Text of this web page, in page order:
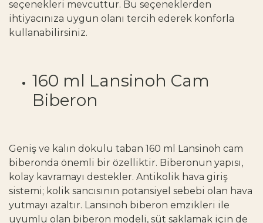
seçenekleri mevcuttur. Bu seçeneklerden
ihtiyacınıza uygun olanı tercih ederek konforla
kullanabilirsiniz.
160 ml Lansinoh Cam
Biberon
Geniş ve kalın dokulu taban 160 ml Lansinoh cam
biberonda önemli bir özelliktir. Biberonun yapısı,
kolay kavramayı destekler. Antikolik hava giriş
sistemi; kolik sancısının potansiyel sebebi olan hava
yutmayı azaltır. Lansinoh biberon emzikleri ile
uyumlu olan biberon modeli, süt saklamak için de